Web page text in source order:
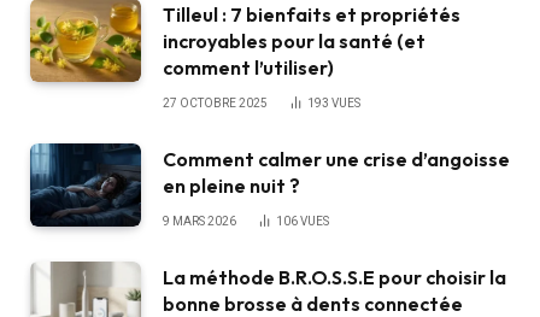
Tilleul : 7 bienfaits et propriétés
incroyables pour la santé (et
comment l’utiliser)
27 OCTOBRE 2025 193 VUES
Comment calmer une crise d’angoisse
en pleine nuit ?
9 MARS 2026 106VUES
La méthode B.R.O.S.S.E pour choisir la
bonne brosse à dents connectée